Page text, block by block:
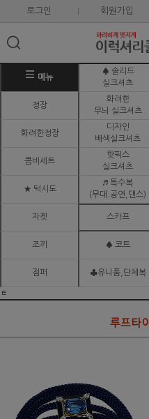
로그인 회원가입
메뉴
♠ 솔리드
실크셔츠
정장
화려한
무늬 실크셔츠
화려한정장
디자인
배색실크셔츠
콤비세트
핫픽스
실크셔츠
★ 턱시도
♬ 특수복
(무대.공연,댄스)
자켓 스카프
조끼 ♠ 코트
점퍼 ♣유니폼,단체복
ㅌ
루프타이